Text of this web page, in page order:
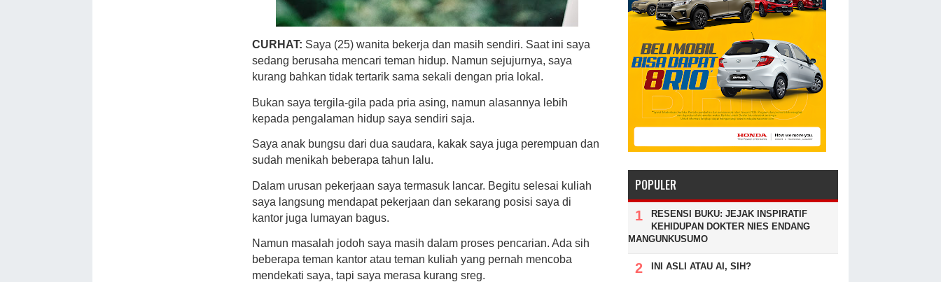
CURHAT: Saya (25) wanita bekerja dan masih sendiri. Saat ini saya
sedang berusaha mencari teman hidup. Namun sejujurnya, saya
kurang bahkan tidak tertarik sama sekali dengan pria lokal.
Bukan saya tergila-gila pada pria asing, namun alasannya lebih
kepada pengalaman hidup saya sendiri saja.
Saya anak bungsu dari dua saudara, kakak saya juga perempuan dan
sudah menikah beberapa tahun lalu.
Dalam urusan pekerjaan saya termasuk lancar. Begitu selesai kuliah
saya langsung mendapat pekerjaan dan sekarang posisi saya di
kantor juga lumayan bagus.
Namun masalah jodoh saya masih dalam proses pencarian. Ada sih
beberapa teman kantor atau teman kuliah yang pernah mencoba
mendekati saya, tapi saya merasa kurang sreg.
POPULER
RESENSI BUKU: JEJAK INSPIRATIF
KEHIDUPAN DOKTER NIES ENDANG
MANGUNKUSUMO
INI ASLI ATAU AI, SIH?